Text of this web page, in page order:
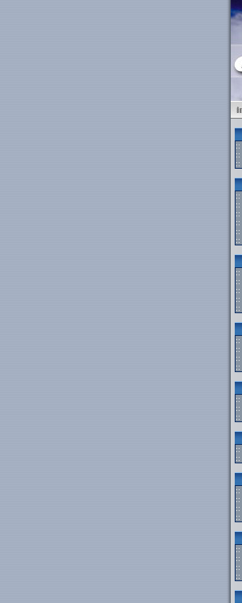
::
::
::
::
::
::
::
::
::
::
::
::
::
::
::
::
::
::
::
::
::
::
::
::
::
::
::
::
::
::
::